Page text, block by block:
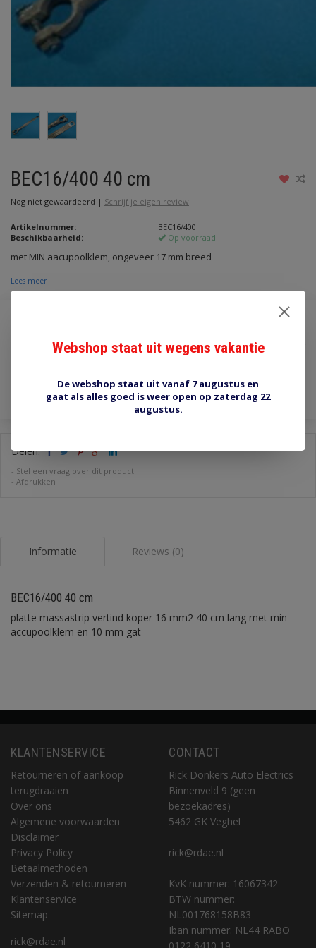
BEC16/400 40 cm
Nog niet gewaardeerd | Schrijf je eigen review
Artikelnummer:
BEC16/400
Beschikbaarheid:
Op voorraad
met MIN aacupoolklem, ongeveer 17 mm breed
Lees meer
Delen:
- Stel een vraag over dit product
- Afdrukken
Informatie Reviews (0)
BEC16/400 40 cm
platte massastrip vertind koper 16 mm2 40 cm lang met min
accupoolklem en 10 mm gat
KLANTENSERVICE
Retourneren of aankoop
terugdraaien
Over ons
Algemene voorwaarden
Disclaimer
Privacy Policy
Betaalmethoden
Verzenden & retourneren
Klantenservice
Sitemap
rick@rdae.nl
CONTACT
Rick Donkers Auto Electrics
Binnenveld 9 (geen
bezoekadres)
5462 GK Veghel
rick@rdae.nl
KvK nummer: 16067342
BTW nummer:
NL001768158B83
Iban nummer: NL44 RABO
Webshop staat uit wegens vakantie
De webshop staat uit vanaf 7 augustus en
gaat als alles goed is weer open op zaterdag 22
augustus.